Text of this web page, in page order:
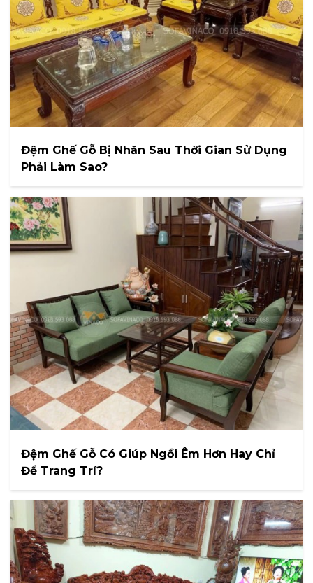
Đệm Ghế Gỗ Bị Nhăn Sau Thời Gian Sử Dụng
Phải Làm Sao?
Đệm Ghế Gỗ Có Giúp Ngồi Êm Hơn Hay Chỉ
Để Trang Trí?